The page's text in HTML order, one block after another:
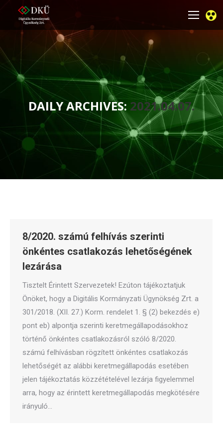
DAILY ARCHIVES: 2021.04.07.
You are here:
8/2020. számú felhívás szerinti
önkéntes csatlakozás lehetőségének
lezárása
Tisztelt Érintett Szervezetek! Ezúton tájékoztatjuk
Önöket, hogy a Digitális Kormányzati Ügynökség Zrt. a
301/2018. (XII. 27.) Korm. rendelet 1. § (2) bekezdés e)
pont eb) alpontja szerinti keretmegállapodásokhoz
történő önkéntes csatlakozásról szóló 8/2020.
számú felhívásban rögzített önkéntes csatlakozás
lehetőségét az alábbi keretmegállapodás esetében
jelen tájékoztatás közzétételével lezárja figyelemmel
arra, hogy az érintett keretmegállapodás megkötésére
irányuló…